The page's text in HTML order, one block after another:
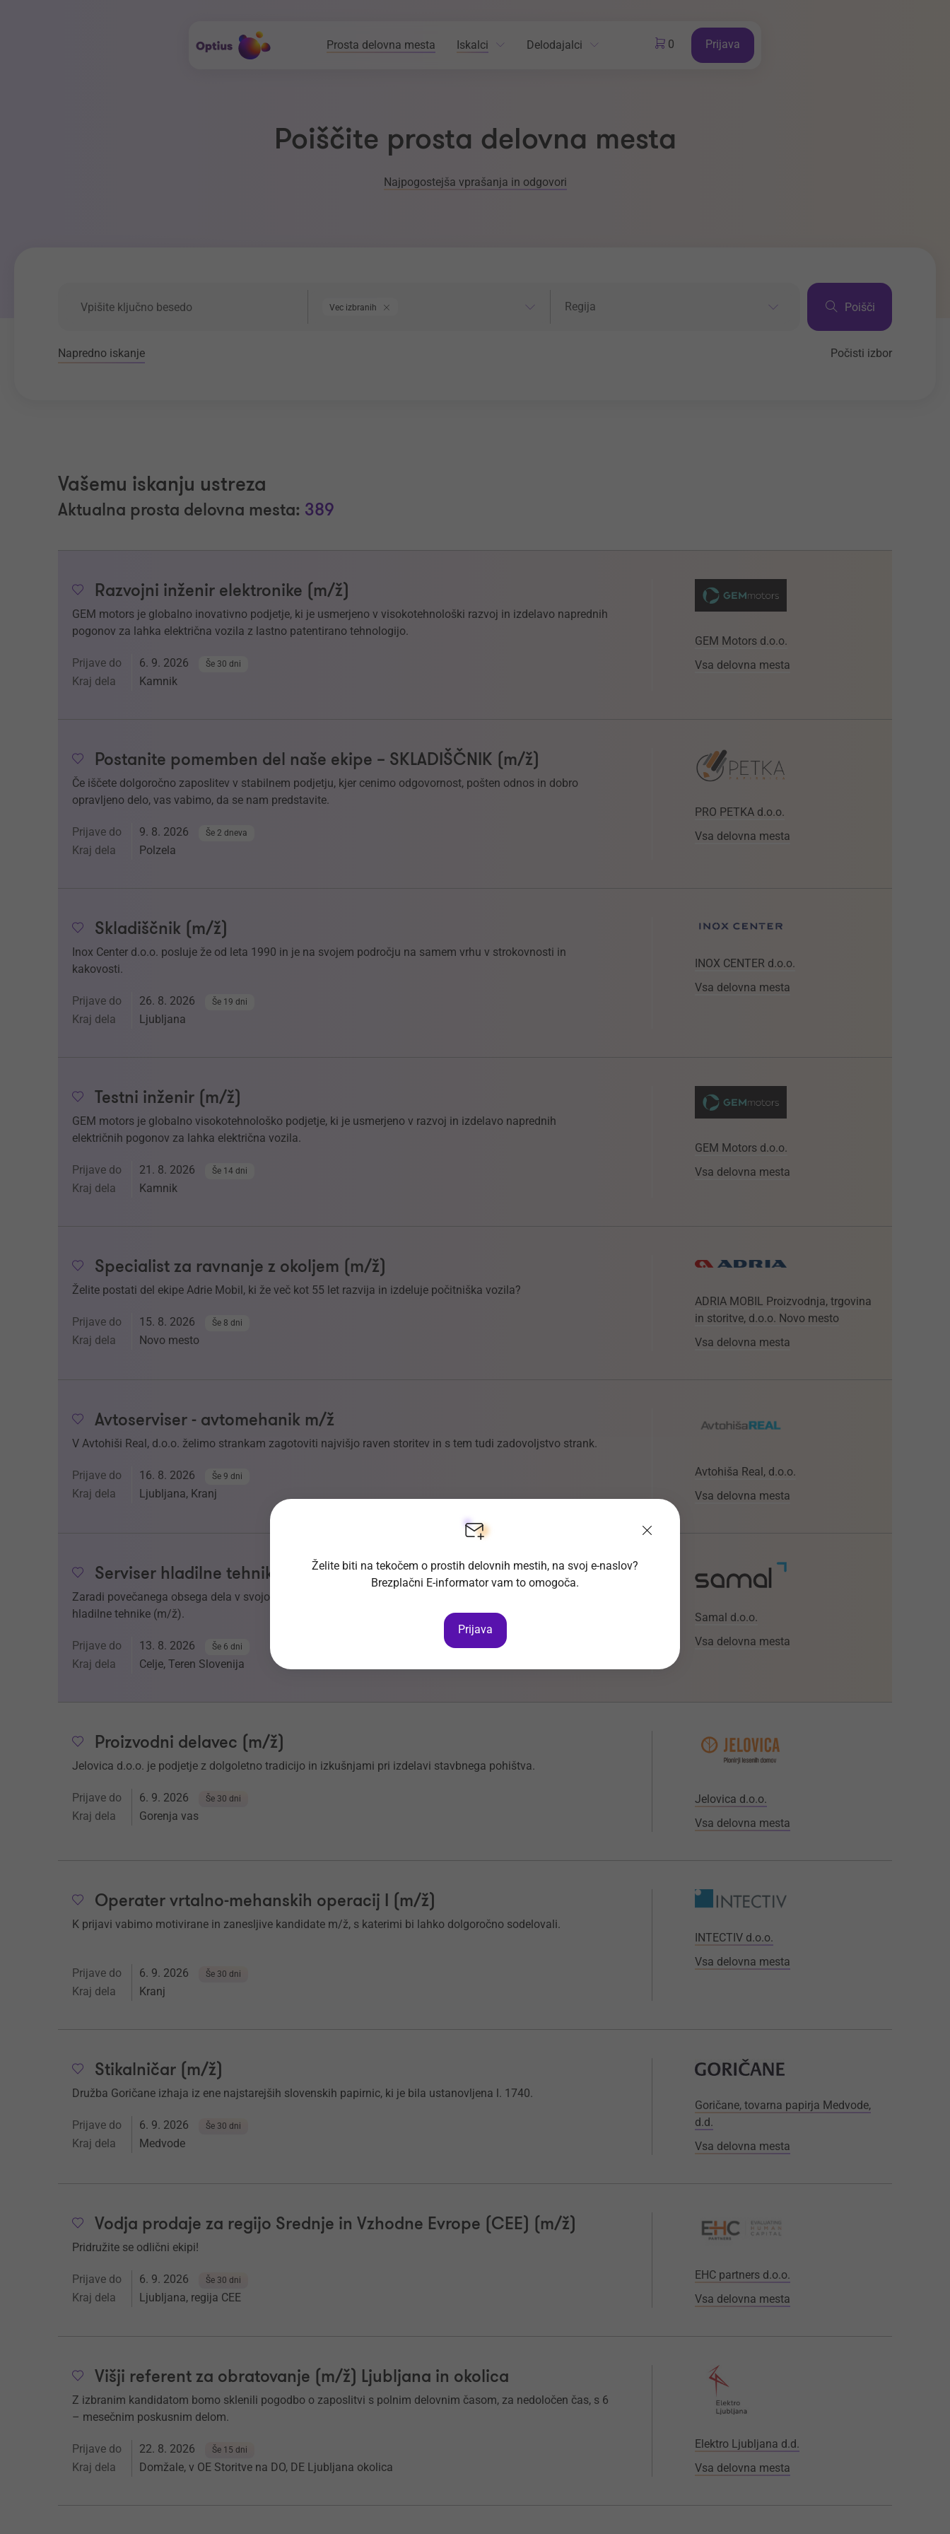
Prosta delovna mesta Iskalci Delodajalci 0 Prijava
Poiščite prosta delovna mesta
Najpogostejša vprašanja in odgovori
Vec izbranih Regija Poišči
Napredno iskanje Počisti izbor
Vašemu iskanju ustreza
Aktualna prosta delovna mesta: 389
Razvojni inženir elektronike (m/ž)
GEM motors je globalno inovativno podjetje, ki je usmerjeno v visokotehnološki razvoj in izdelavo naprednih
pogonov za lahka električna vozila z lastno patentirano tehnologijo.
Prijave do 6. 9. 2026 Še 30 dni
Kraj dela Kamnik
GEM Motors d.o.o.
Vsa delovna mesta
Postanite pomemben del naše ekipe – SKLADIŠČNIK (m/ž)
Če iščete dolgoročno zaposlitev v stabilnem podjetju, kjer cenimo odgovornost, pošten odnos in dobro
opravljeno delo, vas vabimo, da se nam predstavite.
Prijave do 9. 8. 2026 Še 2 dneva
Kraj dela Polzela
PRO PETKA d.o.o.
Vsa delovna mesta
Skladiščnik (m/ž)
Inox Center d.o.o. posluje že od leta 1990 in je na svojem področju na samem vrhu v strokovnosti in
kakovosti.
Prijave do 26. 8. 2026 Še 19 dni
Kraj dela Ljubljana
INOX CENTER d.o.o.
Vsa delovna mesta
Testni inženir (m/ž)
GEM motors je globalno visokotehnološko podjetje, ki je usmerjeno v razvoj in izdelavo naprednih
električnih pogonov za lahka električna vozila.
Prijave do 21. 8. 2026 Še 14 dni
Kraj dela Kamnik
GEM Motors d.o.o.
Vsa delovna mesta
Specialist za ravnanje z okoljem (m/ž)
Želite postati del ekipe Adrie Mobil, ki že več kot 55 let razvija in izdeluje počitniška vozila?
Prijave do 15. 8. 2026 Še 8 dni
Kraj dela Novo mesto
ADRIA MOBIL Proizvodnja, trgovina
in storitve, d.o.o. Novo mesto
Vsa delovna mesta
Avtoserviser - avtomehanik m/ž
V Avtohiši Real, d.o.o. želimo strankam zagotoviti najvišjo raven storitev in s tem tudi zadovoljstvo strank.
Prijave do 16. 8. 2026 Še 9 dni
Kraj dela Ljubljana, Kranj
Avtohiša Real, d.o.o.
Vsa delovna mesta
Serviser hladilne tehnike (m/ž)
Zaradi povečanega obsega dela v svojo ekipo vabimo novega sodelavca na delovnem mestu: Serviser
hladilne tehnike (m/ž).
Prijave do 13. 8. 2026 Še 6 dni
Kraj dela Celje, Teren Slovenija
Samal d.o.o.
Vsa delovna mesta
Proizvodni delavec (m/ž)
Jelovica d.o.o. je podjetje z dolgoletno tradicijo in izkušnjami pri izdelavi stavbnega pohištva.
Prijave do 6. 9. 2026 Še 30 dni
Kraj dela Gorenja vas
Jelovica d.o.o.
Vsa delovna mesta
Operater vrtalno-mehanskih operacij I (m/ž)
K prijavi vabimo motivirane in zanesljive kandidate m/ž, s katerimi bi lahko dolgoročno sodelovali.
Prijave do 6. 9. 2026 Še 30 dni
Kraj dela Kranj
INTECTIV d.o.o.
Vsa delovna mesta
Stikalničar (m/ž)
Družba Goričane izhaja iz ene najstarejših slovenskih papirnic, ki je bila ustanovljena l. 1740.
Prijave do 6. 9. 2026 Še 30 dni
Kraj dela Medvode
Goričane, tovarna papirja Medvode,
d.d.
Vsa delovna mesta
Vodja prodaje za regijo Srednje in Vzhodne Evrope (CEE) (m/ž)
Pridružite se odlični ekipi!
Prijave do 6. 9. 2026 Še 30 dni
Kraj dela Ljubljana, regija CEE
EHC partners d.o.o.
Vsa delovna mesta
Višji referent za obratovanje (m/ž) Ljubljana in okolica
Z izbranim kandidatom bomo sklenili pogodbo o zaposlitvi s polnim delovnim časom, za nedoločen čas, s 6
– mesečnim poskusnim delom.
Prijave do 22. 8. 2026 Še 15 dni
Kraj dela Domžale, v OE Storitve na DO, DE Ljubljana okolica
Elektro Ljubljana d.d.
Vsa delovna mesta
Želite biti na tekočem o prostih delovnih mestih, na svoj e-naslov?
Brezplačni E-informator vam to omogoča.
Prijava